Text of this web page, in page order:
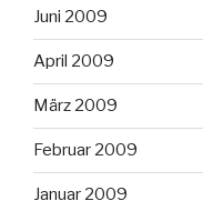
Juni 2009
April 2009
März 2009
Februar 2009
Januar 2009